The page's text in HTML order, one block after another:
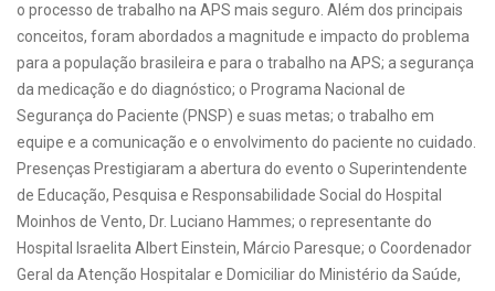
o processo de trabalho na APS mais seguro. Além dos principais
conceitos, foram abordados a magnitude e impacto do problema
para a população brasileira e para o trabalho na APS; a segurança
da medicação e do diagnóstico; o Programa Nacional de
Segurança do Paciente (PNSP) e suas metas; o trabalho em
equipe e a comunicação e o envolvimento do paciente no cuidado.
Presenças Prestigiaram a abertura do evento o Superintendente
de Educação, Pesquisa e Responsabilidade Social do Hospital
Moinhos de Vento, Dr. Luciano Hammes; o representante do
Hospital Israelita Albert Einstein, Márcio Paresque; o Coordenador
Geral da Atenção Hospitalar e Domiciliar do Ministério da Saúde,